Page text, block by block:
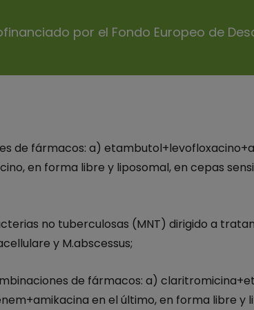
por el Fondo Europeo de
de fármacos: a)
en forma libre y liposomal, en cepas
no tuberculosas (MNT) dirigido a
y M.abscessus;
de fármacos: a)
en el último, en forma libre y